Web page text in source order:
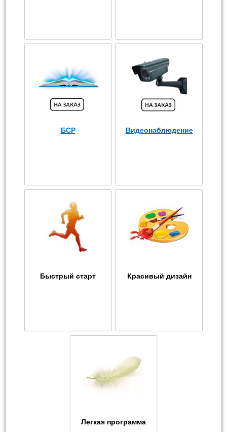
БСР Видеонаблюдение
Быстрый старт Красивый дизайн
Легкая программа